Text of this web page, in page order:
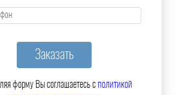
форму Вы соглашаетесь сполитикой